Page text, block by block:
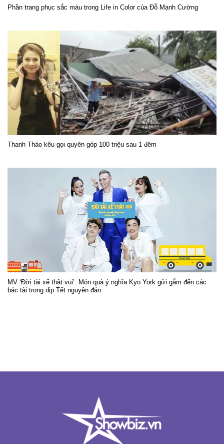
Phần trang phục sắc màu trong Life in Color của Đỗ Mạnh Cường
Thanh Thảo kêu gọi quyên góp 100 triệu sau 1 đêm
MV ‘Đời tài xế thật vui’: Món quà ý nghĩa Kyo York gửi gắm đến các
bác tài trong dịp Tết nguyên đán